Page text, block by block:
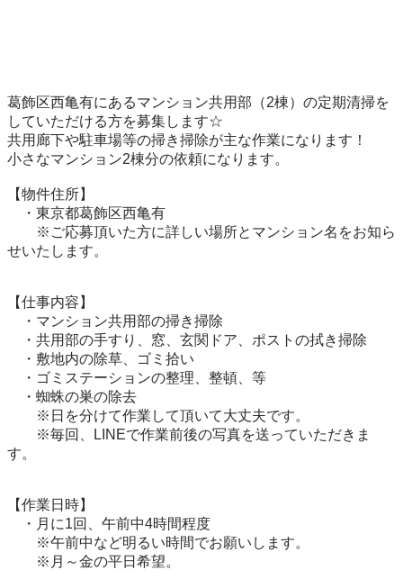
葛飾区西亀有にあるマンション共用部（2棟）の定期清掃を
していただける方を募集します☆
共用廊下や駐車場等の掃き掃除が主な作業になります！
小さなマンション2棟分の依頼になります。
【物件住所】
・東京都葛飾区西亀有
※ご応募頂いた方に詳しい場所とマンション名をお知ら
せいたします。
【仕事内容】
・マンション共用部の掃き掃除
・共用部の手すり、窓、玄関ドア、ポストの拭き掃除
・敷地内の除草、ゴミ拾い
・ゴミステーションの整理、整頓、等
・蜘蛛の巣の除去
※日を分けて作業して頂いて大丈夫です。
※毎回、LINEで作業前後の写真を送っていただきま
す。
【作業日時】
・月に1回、午前中4時間程度
※午前中など明るい時間でお願いします。
※月～金の平日希望。